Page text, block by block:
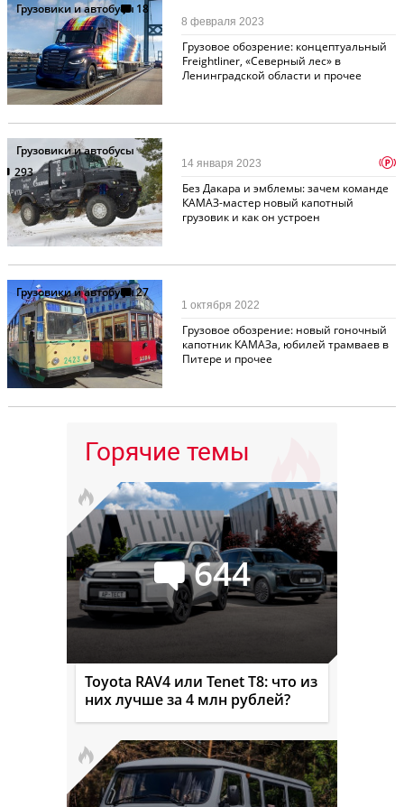
Грузовики и автобусы 18
Грузовое обозрение: концептуальный
Freightliner, «Северный лес» в
Ленинградской области и прочее
8 февраля 2023
Грузовики и автобусы
293
Без Дакара и эмблемы: зачем команде
КАМАЗ-мастер новый капотный
грузовик и как он устроен
14 января 2023 p
Грузовики и автобусы27
Грузовое обозрение: новый гоночный
капотник КАМАЗа, юбилей трамваев в
Питере и прочее
1 октября 2022
Горячие темы
644
Toyota RAV4 или Tenet T8: что из
них лучше за 4 млн рублей?